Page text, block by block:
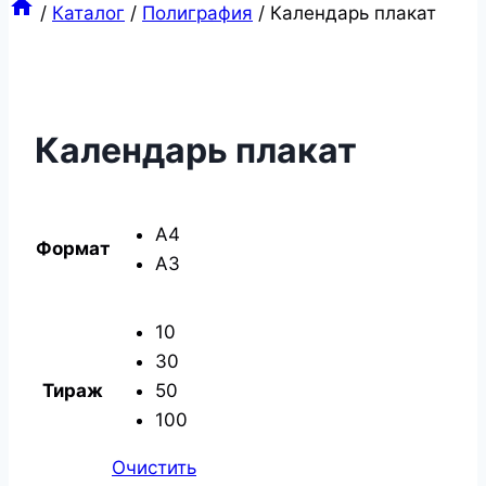
/ Каталог / Полиграфия / Календарь плакат
Календарь плакат
Формат
А4
А3
Тираж
10
30
50
100
Очистить